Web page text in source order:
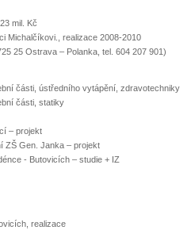
mil. Kč
Michalčíkovi., realizace 2008-2010
25 Ostrava – Polanka, tel. 604 207 901)
části, ústředního vytápění, zdravotechniky
části, statiky
– projekt
ZŠ Gen. Janka – projekt
- Butovicích – studie + IZ
realizace